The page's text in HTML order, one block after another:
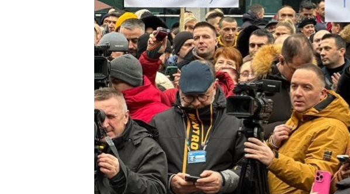
TRI DECENIJE OD RATA U BIH
NASTANAK I RASPAD JUGOSLAVIJE